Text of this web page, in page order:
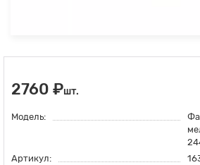
2760 ₽шт.
Модель:
Артикул: